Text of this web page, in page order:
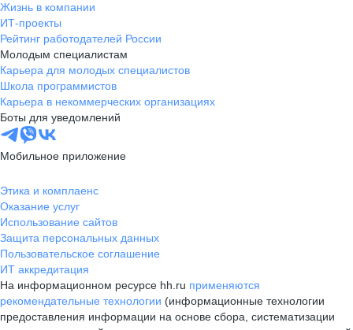
Жизнь в компании
ИТ-проекты
Рейтинг работодателей России
Молодым специалистам
Карьера для молодых специалистов
Школа программистов
Карьера в некоммерческих организациях
Боты для уведомлений
Мобильное приложение
Этика и комплаенс
Оказание услуг
Использование сайтов
Защита персональных данных
Пользовательское соглашение
ИТ аккредитация
На информационном ресурсе hh.ru применяются
рекомендательные технологии (информационные технологии
предоставления информации на основе сбора, систематизации